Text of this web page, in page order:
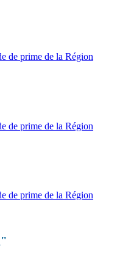
de prime de la Région
de prime de la Région
de prime de la Région